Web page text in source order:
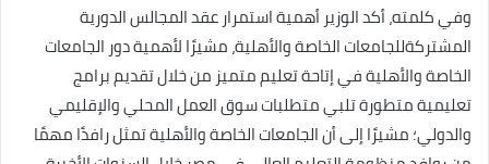
وفي كلمته، أكد الوزير أهمية استمرار عقد المجالس الدورية
المشتركةللجامعات الخاصة والأهلية، مشيرًا لأهمية دور الجامعات
الخاصة والأهلية في إتاحة تعليم متميز من خلال تقديم برامج
تعليمية متطورة تلبي متطلبات سوق العمل المحلي والإقليمي
والدولي؛ مشيرًا إلى أن الجامعات الخاصة والأهلية تمثل رافدًا مهمًا